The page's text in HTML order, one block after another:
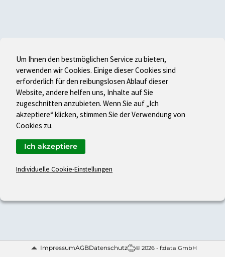
ImpressumAGBDatenschutz © 2026 - f:data GmbH
Um Ihnen den bestmöglichen Service zu bieten,
verwenden wir Cookies. Einige dieser Cookies sind
erforderlich für den reibungslosen Ablauf dieser
Website, andere helfen uns, Inhalte auf Sie
zugeschnitten anzubieten. Wenn Sie auf „Ich
akzeptiere“ klicken, stimmen Sie der Verwendung von
Cookies zu.
Individuelle Cookie-Einstellungen
Ich akzeptiere